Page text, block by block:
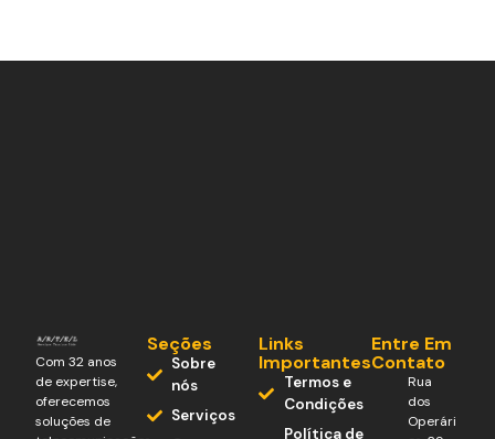
Com 32 anos
de expertise,
oferecemos
soluções de
Seções
Sobre
nós
Serviços
Links
Importantes
Termos e
Condições
Política de
Entre Em
Contato
Rua
dos
Operári